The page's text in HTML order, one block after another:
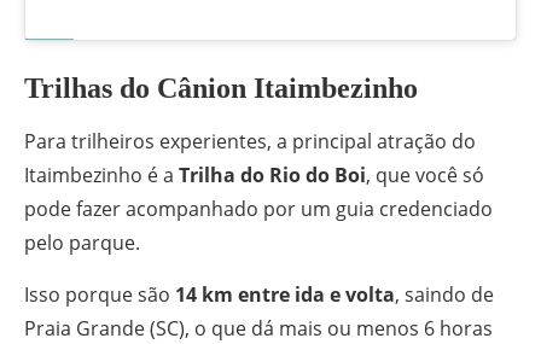
Trilhas do Cânion Itaimbezinho
Para trilheiros experientes, a principal atração do
Itaimbezinho é a Trilha do Rio do Boi, que você só
pode fazer acompanhado por um guia credenciado
pelo parque.
Isso porque são 14 km entre ida e volta, saindo de
Praia Grande (SC), o que dá mais ou menos 6 horas